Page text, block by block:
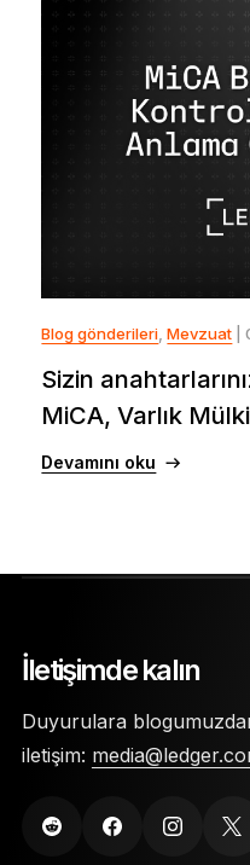
Blog gönderileri,Mevzuat |
Sizin
MiCA, Varlık
Devamını oku
İletişimde kalın
Duyurulara
iletişim: